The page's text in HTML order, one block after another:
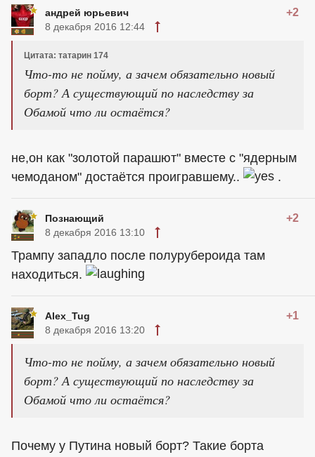
андрей юрьевич +2
8 декабря 2016 12:44
Цитата: татарин 174
Что-то не пойму, а зачем обязательно новый
борт? А существующий по наследству за
Обамой что ли остаётся?
не,он как "золотой парашют" вместе с "ядерным
чемоданом" достаётся проигравшему..
.
Познающий +2
8 декабря 2016 13:10
Трампу западло после полурубероида там
находиться.
Alex_Tug +1
8 декабря 2016 13:20
Что-то не пойму, а зачем обязательно новый
борт? А существующий по наследству за
Обамой что ли остаётся?
Почему у Путина новый борт? Такие борта